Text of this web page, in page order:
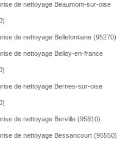
de nettoyage Beaumont-sur-oise
de nettoyage Bellefontaine (95270)
de nettoyage Belloy-en-france
de nettoyage Bernes-sur-oise
de nettoyage Berville (95810)
de nettoyage Bessancourt (95550)